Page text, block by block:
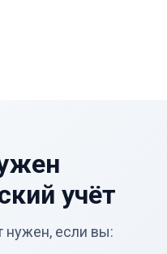
учёт
нужен, если вы: